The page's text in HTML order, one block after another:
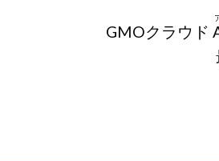
GMOクラウド